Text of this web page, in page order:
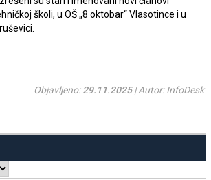
školi, u OŠ „8 oktobar“ Vlasotince i u
Objavljeno:29.11.2025| Autor: InfoDesk